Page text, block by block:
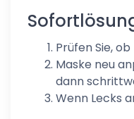
Prüfen Sie,
Maske neu
dann
Wenn Lecks